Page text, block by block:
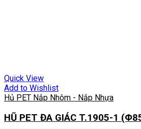
Quick View
Add to Wishlist
Hủ PET Nắp Nhôm - Nắp Nhựa
HŨ PET ĐA GIÁC T.1905-1